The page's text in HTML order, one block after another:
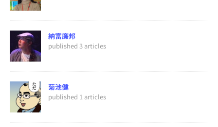
納富廉邦
published 3 articles
菊池健
published 1 articles